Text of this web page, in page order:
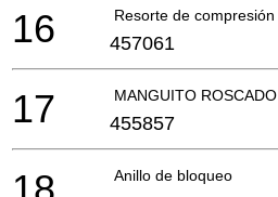
Resorte de compresión
16 457061
MANGUITO ROSCADO
17 455857
Anillo de bloqueo